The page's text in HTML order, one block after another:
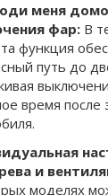
меня
фар: В
функция
путь до
время после
и
моделях